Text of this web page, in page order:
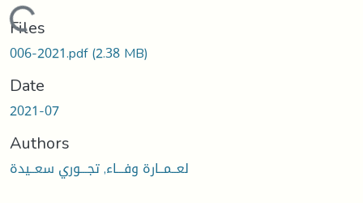
Loading...
Files
006-2021.pdf(2.38 MB)
Date
2021-07
Authors
لعــمــارة وفـــاء, تجـــوري سعــیدة